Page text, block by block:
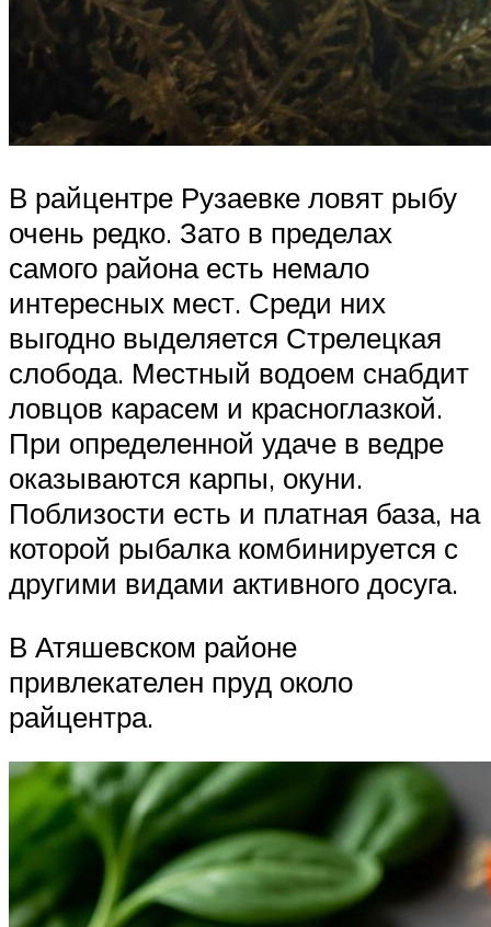
В райцентре Рузаевке ловят рыбу
очень редко. Зато в пределах
самого района есть немало
интересных мест. Среди них
выгодно выделяется Стрелецкая
слобода. Местный водоем снабдит
ловцов карасем и красноглазкой.
При определенной удаче в ведре
оказываются карпы, окуни.
Поблизости есть и платная база, на
которой рыбалка комбинируется с
другими видами активного досуга.
В Атяшевском районе
привлекателен пруд около
райцентра.